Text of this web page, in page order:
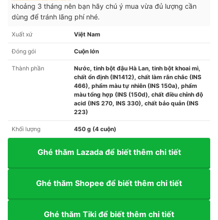
khoảng 3 tháng nên bạn hãy chú ý mua vừa đủ lượng cần
dùng để tránh lãng phí nhé.
Xuất xứ Việt Nam
Đóng gói Cuộn lớn
Thành phần
Nước, tinh bột đậu Hà Lan, tinh bột khoai mì,
chất ổn định (IN1412), chất làm rắn chắc (INS
466), phẩm màu tự nhiên (INS 150a), phẩm
màu tổng hợp (INS (150d), chất điều chỉnh độ
acid (INS 270, INS 330), chất bảo quản (INS
223)
Khối lượng 450 g (4 cuộn)
Ghé thăm Lazada để biết thêm chi tiết
Ghé thăm Shopee để biết thêm chi tiết
Ghé thăm Tiki để biết thêm chi tiết